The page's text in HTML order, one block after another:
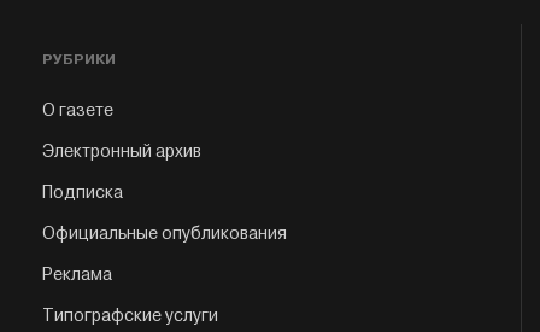
РУБРИКИ
О газете
Электронный архив
Подписка
Официальные опубликования
Реклама
Типографские услуги